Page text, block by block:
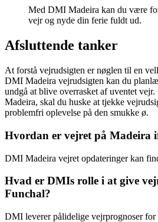
Med DMI Madeira kan du være
vejr og nyde din ferie fuldt ud.
Afsluttende tanker
At forstå vejrudsigten er nøglen til en
DMI Madeira vejrudsigten kan du
undgå at blive overrasket af uventet
Madeira, skal du huske at tjekke
problemfri oplevelse på den smukke ø.
Hvordan er vejret på Madeira
DMI Madeira vejret opdateringer kan
Hvad er DMIs rolle i at give
Funchal?
DMI leverer pålidelige vejrprognoser for